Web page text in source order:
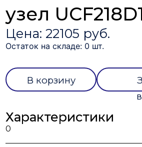
узел
Цена: 22105 руб.
Остаток на складе: 0 шт.
В корзину
Характеристики
0